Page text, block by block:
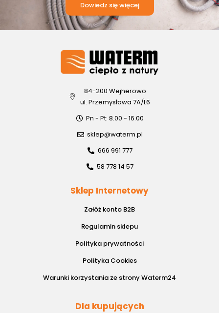
Dowiedz się więcej
84-200 Wejherowo
ul. Przemysłowa 7A/L6
Pn - Pt: 8.00 - 16.00
sklep@waterm.pl
666 991 777
58 778 14 57
Sklep Internetowy
Załóż konto B2B
Regulamin sklepu
Polityka prywatności
Polityka Cookies
Warunki korzystania ze strony Waterm24
Dla kupujących